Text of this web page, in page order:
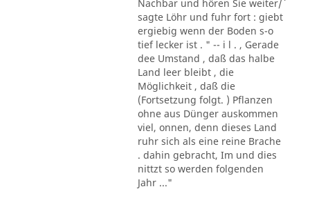
Nachbar und hören Sie weiter/´
sagte Löhr und fuhr fort : giebt
ergiebig wenn der Boden s-o
tief lecker ist . " -- i l . , Gerade
dee Umstand , daß das halbe
Land leer bleibt , die
Möglichkeit , daß die
(Fortsetzung folgt. ) Pflanzen
ohne aus Dünger auskommen
viel, onnen, denn dieses Land
ruhr sich als eine reine Brache
. dahin gebracht, Im und dies
nittzt so werden folgenden
Jahr ..."